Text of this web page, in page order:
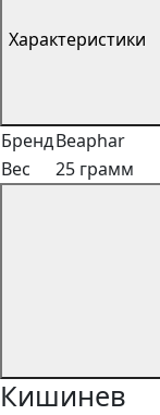
Характеристики
БрендBeaphar
Вес
25 грамм
Кишинев